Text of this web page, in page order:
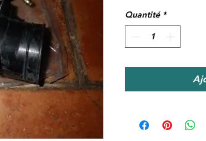
Quantité *